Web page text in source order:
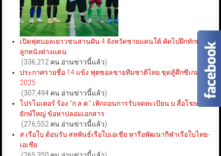
เปิดฟุตบอลเยาวชนสานฝัน 4 จังหวัดชายแดนใต้ คัดไปฝึกทักษะ
ลูกหนังต่างแดน
(336,212 คน อ่านข่าวนี้แล้ว)
ประกาศรายชื่อ 14 แข้ง ฟุตซอลชายทีมชาติไทย ชุดสู้ศึกซีเกมส์
2025
(307,494 คน อ่านข่าวนี้แล้ว)
โปรโมเตอร์ ร้อง “ก.ล.ต.” เพิกถอนการรับจดทะเบียน บ.สื่อโฆษณา
ยักษ์ใหญ่ ข้อหาปลอมเอกสาร
(276,552 คน อ่านข่าวนี้แล้ว)
ส.เรือใบ ต้อนรับ สหพันธ์เรือใบเอเชีย หารือพัฒนากีฬาเรือใบไทย-
เอเชีย